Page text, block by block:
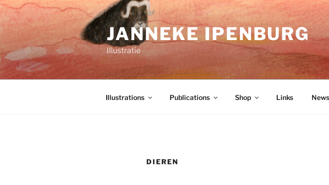
Ga
naar
de
inhoud
JANNEKE IPENBURG
Illustratie
Illustrations Publications Shop Links News
DIEREN